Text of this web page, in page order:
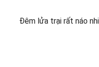
Đêm lửa trại rất náo